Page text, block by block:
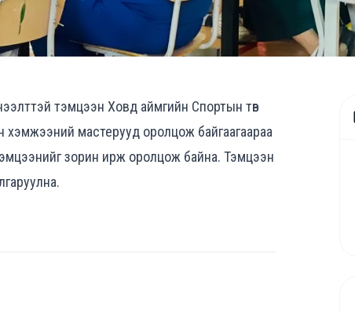
тэмцээн Ховд аймгийн Спортын төв
мастерууд оролцож байгаагаараа
зорин ирж оролцож байна. Тэмцээн